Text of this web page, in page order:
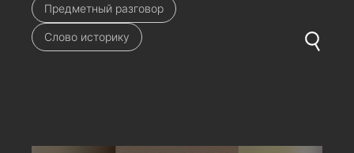
Предметный разговор
Слово историку